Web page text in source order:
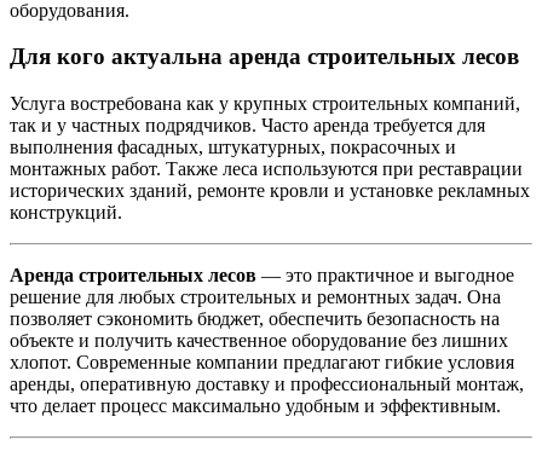
оборудования.
Для кого актуальна аренда строительных лесов
Услуга востребована как у крупных строительных компаний,
так и у частных подрядчиков. Часто аренда требуется для
выполнения фасадных, штукатурных, покрасочных и
монтажных работ. Также леса используются при реставрации
исторических зданий, ремонте кровли и установке рекламных
конструкций.
Аренда строительных лесов — это практичное и выгодное
решение для любых строительных и ремонтных задач. Она
позволяет сэкономить бюджет, обеспечить безопасность на
объекте и получить качественное оборудование без лишних
хлопот. Современные компании предлагают гибкие условия
аренды, оперативную доставку и профессиональный монтаж,
что делает процесс максимально удобным и эффективным.